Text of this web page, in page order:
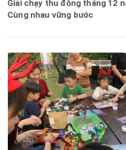
Giải chạy thu đông tháng 12
Cùng nhau vững bước